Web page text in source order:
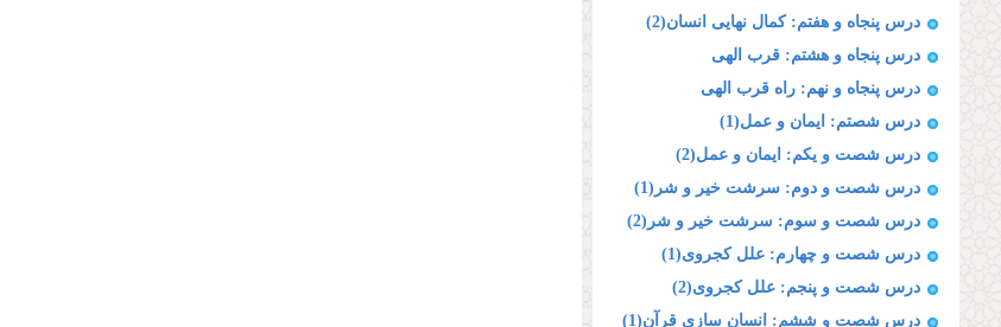
درس پنجاه و هفتم: کمال نهایی انسان(2)
درس پنجاه و هشتم: قرب الهی
درس پنجاه و نهم: راه قرب الهی
درس شصتم: ایمان و عمل(1)
درس شصت و یکم: ایمان و عمل(2)
درس شصت و دوم: سرشت خیر و شر(1)
درس شصت و سوم: سرشت خیر و شر(2)
درس شصت و چهارم: علل کجروی(1)
درس شصت و پنجم: علل کجروی(2)
درس شصت و ششم: انسان سازی قرآن(1)